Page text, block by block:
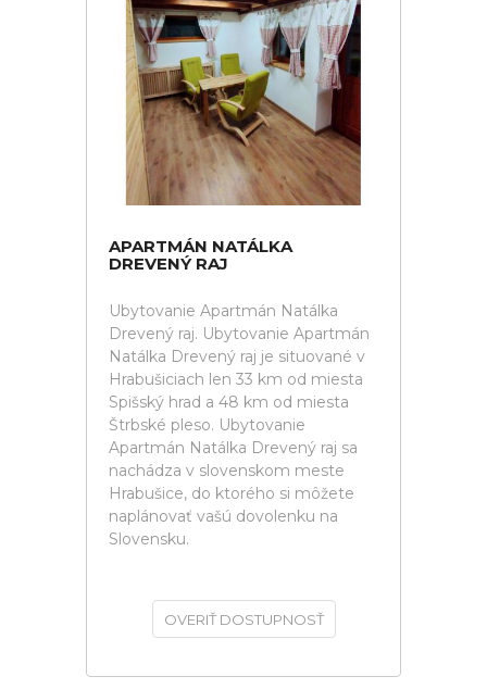
APARTMÁN NATÁLKA
DREVENÝ RAJ
Ubytovanie Apartmán Natálka
Drevený raj. Ubytovanie Apartmán
Natálka Drevený raj je situované v
Hrabušiciach len 33 km od miesta
Spišský hrad a 48 km od miesta
Štrbské pleso. Ubytovanie
Apartmán Natálka Drevený raj sa
nachádza v slovenskom meste
Hrabušice, do ktorého si môžete
naplánovať vašú dovolenku na
Slovensku.
OVERIŤ DOSTUPNOSŤ